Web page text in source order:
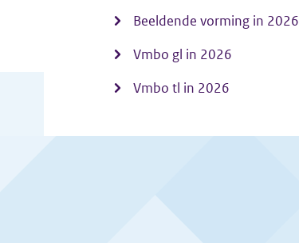
Beeldende vorming in 2026
Vmbo gl in 2026
Vmbo tl in 2026